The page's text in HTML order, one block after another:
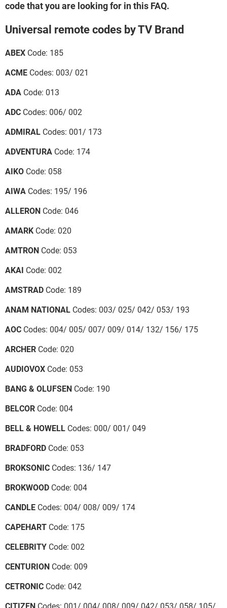
code that you are looking for in this FAQ.
Universal remote codes by TV Brand
ABEX Code: 185
ACME Codes: 003/ 021
ADA Code: 013
ADC Codes: 006/ 002
ADMIRAL Codes: 001/ 173
ADVENTURA Code: 174
AIKO Code: 058
AIWA Codes: 195/ 196
ALLERON Code: 046
AMARK Code: 020
AMTRON Code: 053
AKAI Code: 002
AMSTRAD Code: 189
ANAM NATIONAL Codes: 003/ 025/ 042/ 053/ 193
AOC Codes: 004/ 005/ 007/ 009/ 014/ 132/ 156/ 175
ARCHER Code: 020
AUDIOVOX Code: 053
BANG & OLUFSEN Code: 190
BELCOR Code: 004
BELL & HOWELL Codes: 000/ 001/ 049
BRADFORD Code: 053
BROKSONIC Codes: 136/ 147
BROKWOOD Code: 004
CANDLE Codes: 004/ 008/ 009/ 174
CAPEHART Code: 175
CELEBRITY Code: 002
CENTURION Code: 009
CETRONIC Code: 042
CITIZEN Codes: 001/ 004/ 008/ 009/ 042/ 053/ 058/ 105/